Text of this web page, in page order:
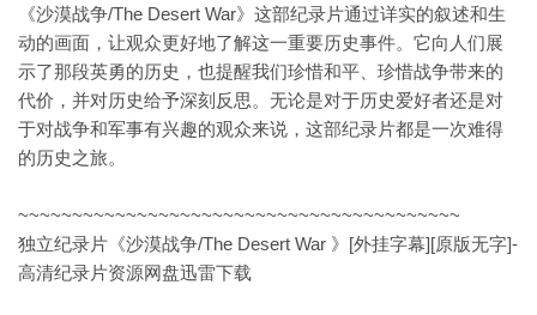
《沙漠战争/The Desert War》这部纪录片通过详实的叙述和生
动的画面，让观众更好地了解这一重要历史事件。它向人们展
示了那段英勇的历史，也提醒我们珍惜和平、珍惜战争带来的
代价，并对历史给予深刻反思。无论是对于历史爱好者还是对
于对战争和军事有兴趣的观众来说，这部纪录片都是一次难得
的历史之旅。
~~~~~~~~~~~~~~~~~~~~~~~~~~~~~~~~~~~~~~~~~
独立纪录片《沙漠战争/The Desert War 》[外挂字幕][原版无字]-
高清纪录片资源网盘迅雷下载